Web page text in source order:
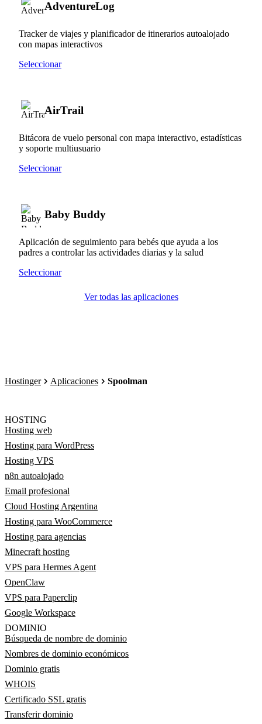
AdventureLog
Tracker de viajes y planificador de itinerarios autoalojado
con mapas interactivos
Seleccionar
AirTrail
Bitácora de vuelo personal con mapa interactivo, estadísticas
y soporte multiusuario
Seleccionar
Baby Buddy
Aplicación de seguimiento para bebés que ayuda a los
padres a controlar las actividades diarias y la salud
Seleccionar
Ver todas las aplicaciones
Hostinger Aplicaciones Spoolman
HOSTING
Hosting web
Hosting para WordPress
Hosting VPS
n8n autoalojado
Email profesional
Cloud Hosting Argentina
Hosting para WooCommerce
Hosting para agencias
Minecraft hosting
VPS para Hermes Agent
OpenClaw
VPS para Paperclip
Google Workspace
DOMINIO
Búsqueda de nombre de dominio
Nombres de dominio económicos
Dominio gratis
WHOIS
Certificado SSL gratis
Transferir dominio